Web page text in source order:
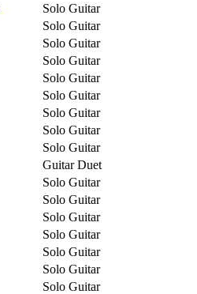
Solo Guitar
Solo Guitar
Solo Guitar
Solo Guitar
Solo Guitar
Solo Guitar
Solo Guitar
Solo Guitar
Solo Guitar
Guitar Duet
Solo Guitar
Solo Guitar
Solo Guitar
Solo Guitar
Solo Guitar
Solo Guitar
Solo Guitar